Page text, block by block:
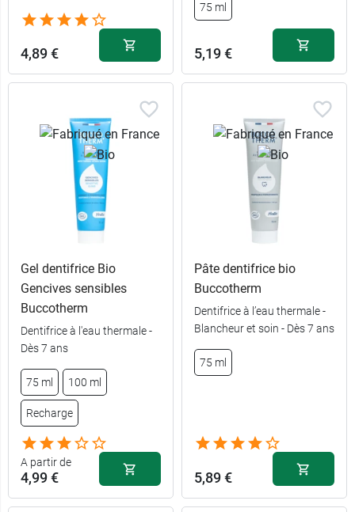
4,89 €
75 ml
5,19 €
Gel dentifrice Bio
Gencives sensibles
Buccotherm
Dentifrice à l'eau thermale -
Dès 7 ans
75 ml 100 ml
Recharge
A partir de
4,99 €
Pâte dentifrice bio
Buccotherm
Dentifrice à l’eau thermale -
Blancheur et soin - Dès 7 ans
75 ml
5,89 €